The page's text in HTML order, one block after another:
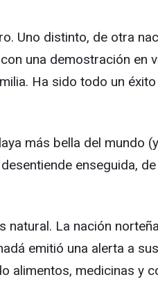
Uno distinto, de otra
una demostración en
Ha sido todo un
más bella del mundo
enseguida,
La nación
emitió una alerta a
alimentos, medicinas y